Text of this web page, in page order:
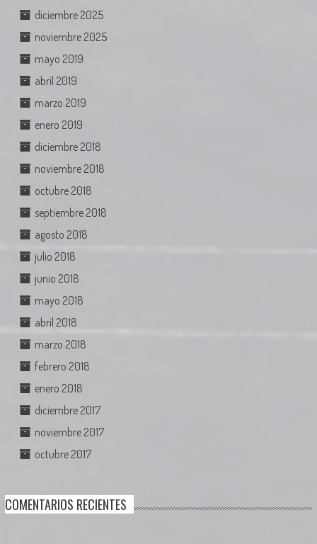
diciembre 2025
noviembre 2025
mayo 2019
abril 2019
marzo 2019
enero 2019
diciembre 2018
noviembre 2018
octubre 2018
septiembre 2018
agosto 2018
julio 2018
junio 2018
mayo 2018
abril 2018
marzo 2018
febrero 2018
enero 2018
diciembre 2017
noviembre 2017
octubre 2017
COMENTARIOS RECIENTES